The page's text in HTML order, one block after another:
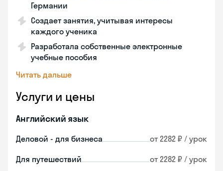
Германии
Создает занятия, учитывая интересы
каждого ученика
Разработала собственные электронные
учебные пособия
Читать дальше
Услуги и цены
Английский язык
Деловой - для бизнеса от 2282 ₽ / урок
Для путешествий от 2282 ₽ / урок